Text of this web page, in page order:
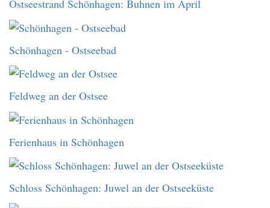
Ostseestrand Schönhagen: Buhnen im April
Schönhagen - Ostseebad
Feldweg an der Ostsee
Ferienhaus in Schönhagen
Schloss Schönhagen: Juwel an der Ostseeküste